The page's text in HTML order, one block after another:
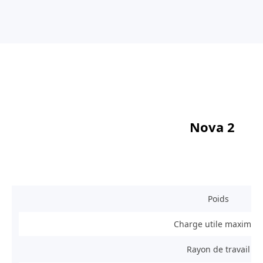
Nova 2
Poids
Charge utile maximale
Rayon de travail